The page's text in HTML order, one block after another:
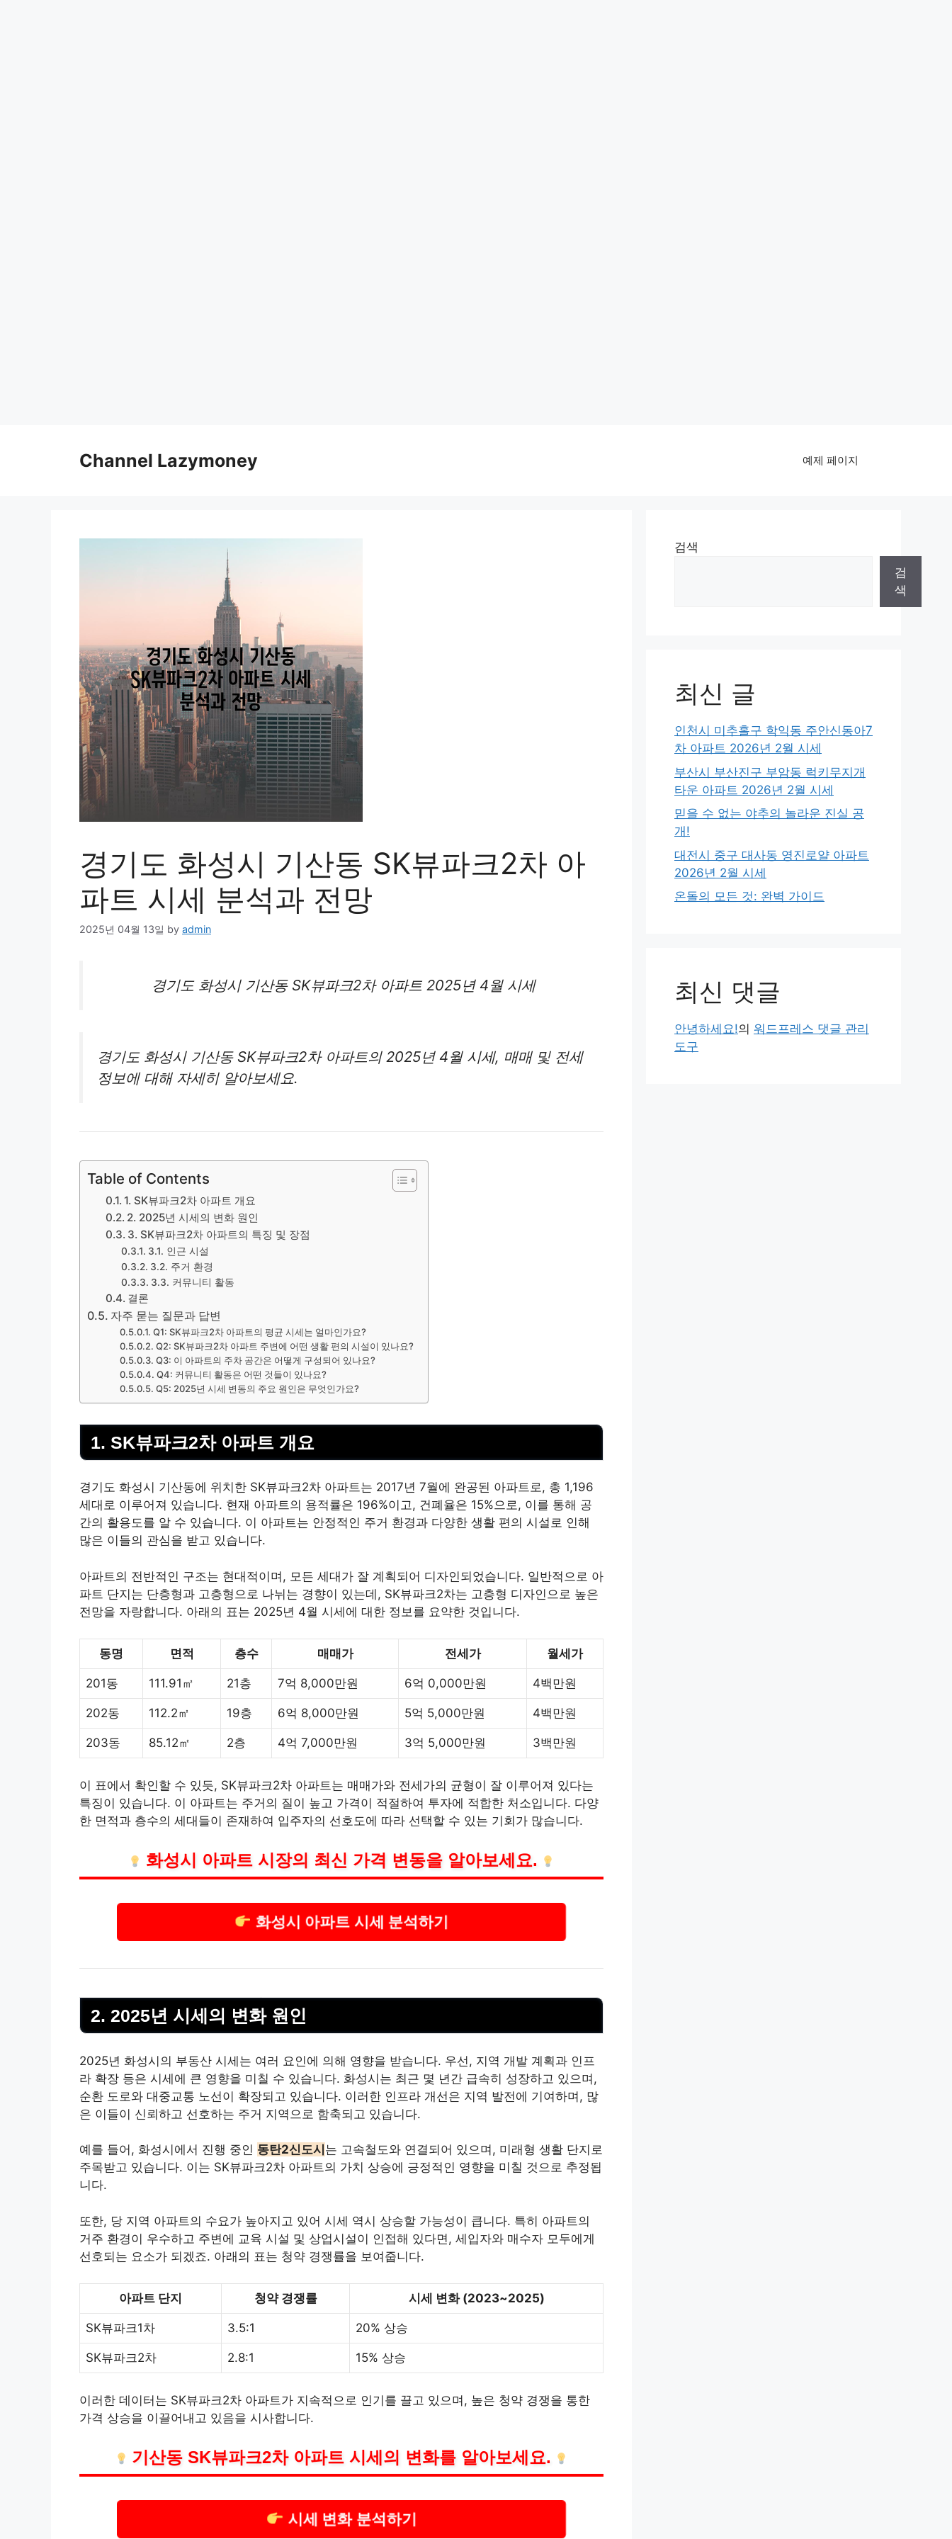
Channel Lazymoney 예제 페이지
경기도 화성시 기산동 SK뷰파크2차 아
파트 시세 분석과 전망
2025년 04월 13일 by admin
경기도 화성시 기산동 SK뷰파크2차 아파트2025년 4월 시세
경기도 화성시 기산동 SK뷰파크2차 아파트의 2025년 4월 시세, 매매 및 전세
정보에 대해 자세히 알아보세요.
Table of Contents
1. SK뷰파크2차 아파트 개요
2. 2025년 시세의 변화 원인
3. SK뷰파크2차 아파트의 특징 및 장점
3.1. 인근 시설
3.2. 주거 환경
3.3. 커뮤니티 활동
결론
자주 묻는 질문과 답변
Q1: SK뷰파크2차 아파트의 평균 시세는 얼마인가요?
Q2: SK뷰파크2차 아파트 주변에 어떤 생활 편의 시설이 있나요?
Q3: 이 아파트의 주차 공간은 어떻게 구성되어 있나요?
Q4: 커뮤니티 활동은 어떤 것들이 있나요?
Q5: 2025년 시세 변동의 주요 원인은 무엇인가요?
1. SK뷰파크2차 아파트 개요
경기도 화성시 기산동에 위치한 SK뷰파크2차 아파트는 2017년 7월에 완공된 아파트로, 총 1,196
세대로 이루어져 있습니다. 현재 아파트의 용적률은 196%이고, 건폐율은 15%으로, 이를 통해 공
간의 활용도를 알 수 있습니다. 이 아파트는 안정적인 주거 환경과 다양한 생활 편의 시설로 인해
많은 이들의 관심을 받고 있습니다.
아파트의 전반적인 구조는 현대적이며, 모든 세대가 잘 계획되어 디자인되었습니다. 일반적으로 아
파트 단지는 단층형과 고층형으로 나뉘는 경향이 있는데, SK뷰파크2차는 고층형 디자인으로 높은
전망을 자랑합니다. 아래의 표는 2025년 4월 시세에 대한 정보를 요약한 것입니다.
동명 면적 층수 매매가 전세가 월세가
201동 111.91㎡ 21층 7억 8,000만원 6억 0,000만원 4백만원
202동 112.2㎡ 19층 6억 8,000만원 5억 5,000만원 4백만원
203동 85.12㎡ 2층 4억 7,000만원 3억 5,000만원 3백만원
이 표에서 확인할 수 있듯, SK뷰파크2차 아파트는 매매가와 전세가의 균형이 잘 이루어져 있다는
특징이 있습니다. 이 아파트는 주거의 질이 높고 가격이 적절하여 투자에 적합한 처소입니다. 다양
한 면적과 층수의 세대들이 존재하여 입주자의 선호도에 따라 선택할 수 있는 기회가 많습니다.
화성시 아파트 시장의 최신 가격 변동을 알아보세요.
화성시 아파트 시세 분석하기
2. 2025년 시세의 변화 원인
2025년 화성시의 부동산 시세는 여러 요인에 의해 영향을 받습니다. 우선, 지역 개발 계획과 인프
라 확장 등은 시세에 큰 영향을 미칠 수 있습니다. 화성시는 최근 몇 년간 급속히 성장하고 있으며,
순환 도로와 대중교통 노선이 확장되고 있습니다. 이러한 인프라 개선은 지역 발전에 기여하며, 많
은 이들이 신뢰하고 선호하는 주거 지역으로 함축되고 있습니다.
예를 들어, 화성시에서 진행 중인 동탄2신도시 는 고속철도와 연결되어 있으며, 미래형 생활 단지로
주목받고 있습니다. 이는 SK뷰파크2차 아파트의 가치 상승에 긍정적인 영향을 미칠 것으로 추정됩
니다.
또한, 당 지역 아파트의 수요가 높아지고 있어 시세 역시 상승할 가능성이 큽니다. 특히 아파트의
거주 환경이 우수하고 주변에 교육 시설 및 상업시설이 인접해 있다면, 세입자와 매수자 모두에게
선호되는 요소가 되겠죠. 아래의 표는 청약 경쟁률을 보여줍니다.
아파트 단지 청약 경쟁률 시세 변화 (2023~2025)
SK뷰파크1차 3.5:1 20% 상승
SK뷰파크2차 2.8:1 15% 상승
이러한 데이터는 SK뷰파크2차 아파트가 지속적으로 인기를 끌고 있으며, 높은 청약 경쟁을 통한
가격 상승을 이끌어내고 있음을 시사합니다.
기산동 SK뷰파크2차 아파트 시세의 변화를 알아보세요.
시세 변화 분석하기
검색
검
색
최신 글
인천시 미추홀구 학익동 주안신동아7
차 아파트 2026년 2월 시세
부산시 부산진구 부암동 럭키무지개
타운 아파트 2026년 2월 시세
믿을 수 없는 야추의 놀라운 진실 공
개!
대전시 중구 대사동 영진로얄 아파트
2026년 2월 시세
온돌의 모든 것: 완벽 가이드
최신 댓글
안녕하세요!의 워드프레스 댓글 관리
도구